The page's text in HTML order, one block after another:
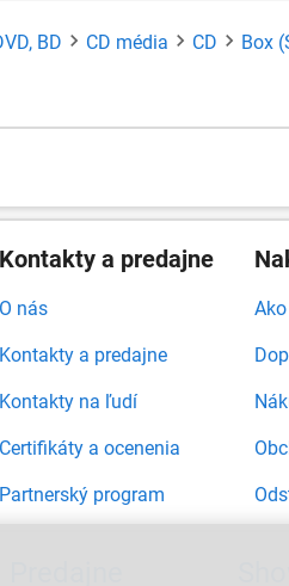
BD CD média CD
Box
Kontakty a predajne
O nás
Kontakty a predajne
Kontakty na ľudí
Certifikáty a ocenenia
Partnerský program